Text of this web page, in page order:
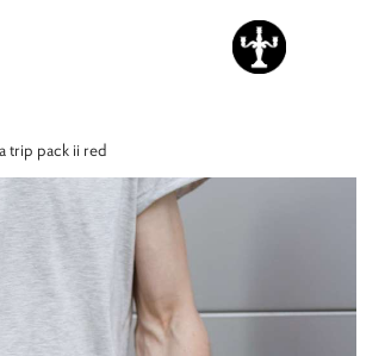
trip pack ii red